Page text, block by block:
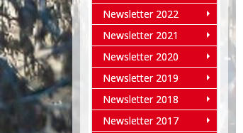
Newsletter 2022
Newsletter 2021
Newsletter 2020
Newsletter 2019
Newsletter 2018
Newsletter 2017